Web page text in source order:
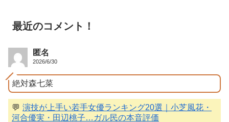
最近のコメント！
匿名
2026/6/30
絶対森七菜
💬 演技が上手い若手女優ランキング20選｜小芝風花・
河合優実・田辺桃子…ガル民の本音評価